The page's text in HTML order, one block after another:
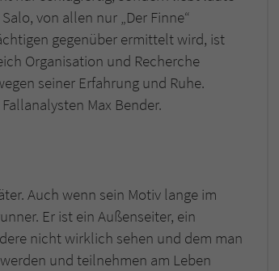
von allen nur „Der Finne“
gegenüber ermittelt wird, ist
Organisation und Recherche
seiner Erfahrung und Ruhe.
Max Bender.
Auch wenn sein Motiv lange im
Er ist ein Außenseiter, ein
nicht wirklich sehen und dem man
und teilnehmen am Leben